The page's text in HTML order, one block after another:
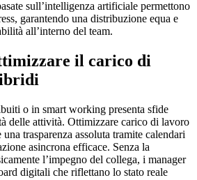
sull’intelligenza artificiale permettono
garantendo una distribuzione equa e
all’interno del team.
il carico di
o in smart working presenta sfide
delle attività. Ottimizzare carico di lavoro
trasparenza assoluta tramite calendari
asincrona efficace. Senza la
l’impegno del collega, i manager
digitali che riflettano lo stato reale